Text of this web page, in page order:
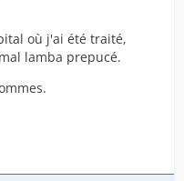
où j'ai été traité,
lamba prepucé.